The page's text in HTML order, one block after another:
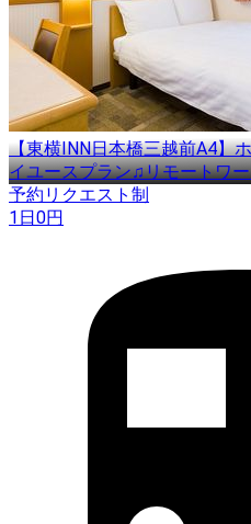
【東横INN日本橋三越前A4】
イユースプラン♫リモートワ
予約リクエスト制
1日0円